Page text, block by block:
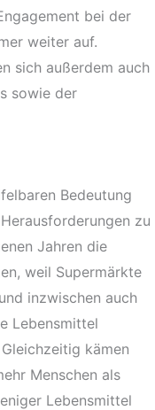
bei der
weiter auf.
sich außerdem auch
sowie der
Bedeutung
zu
Jahren die
weil Supermärkte
inzwischen auch
Lebensmittel
kämen
Menschen als
Lebensmittel